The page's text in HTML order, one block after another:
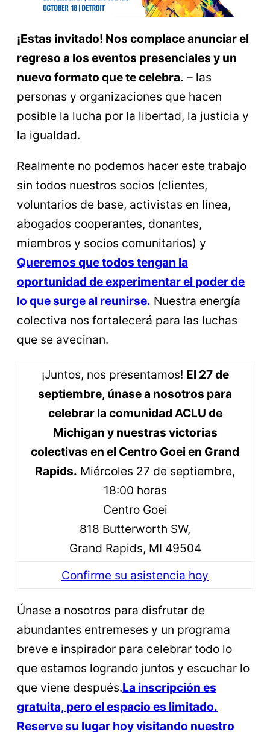
¡Estas invitado! Nos complace anunciar el
regreso a los eventos presenciales y un
nuevo formato que te celebra. – las
personas y organizaciones que hacen
posible la lucha por la libertad, la justicia y
la igualdad.
Realmente no podemos hacer este trabajo
sin todos nuestros socios (clientes,
voluntarios de base, activistas en línea,
abogados cooperantes, donantes,
miembros y socios comunitarios) y
Queremos que todos tengan la
oportunidad de experimentar el poder de
lo que surge al reunirse. Nuestra energía
colectiva nos fortalecerá para las luchas
que se avecinan.
¡Juntos, nos presentamos! El 27 de
septiembre, únase a nosotros para
celebrar la comunidad ACLU de
Michigan y nuestras victorias
colectivas en el Centro Goei en Grand
Rapids. Miércoles 27 de septiembre,
18:00 horas
Centro Goei
818 Butterworth SW,
Grand Rapids, MI 49504
Confirme su asistencia hoy
Únase a nosotros para disfrutar de
abundantes entremeses y un programa
breve e inspirador para celebrar todo lo
que estamos logrando juntos y escuchar lo
que viene después.La inscripción es
gratuita, pero el espacio es limitado.
Reserve su lugar hoy visitando nuestro